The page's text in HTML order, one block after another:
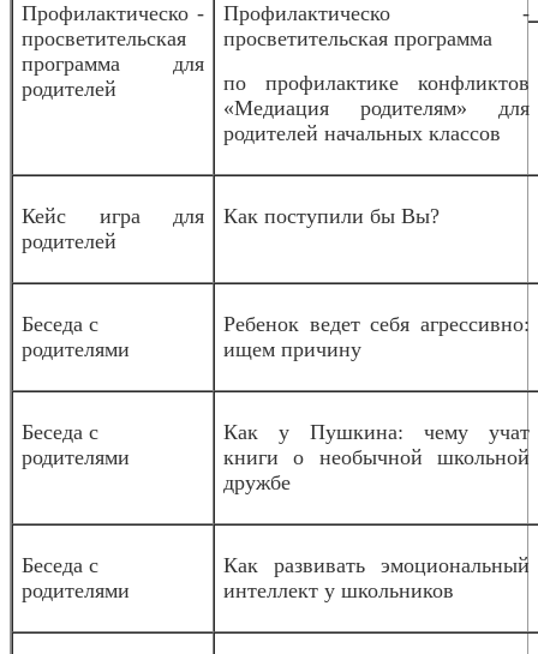
Профилактическо -
просветительская
программа для
родителей
Профилактическо -
просветительская программа
по профилактике конфликтов
«Медиация родителям» для
родителей начальных классов
Кейс игра для
родителей
Как поступили бы Вы?
Беседа с
родителями
Ребенок ведет себя агрессивно:
ищем причину
Беседа с
родителями
Как у Пушкина: чему учат
книги о необычной школьной
дружбе
Беседа с
родителями
Как развивать эмоциональный
интеллект у школьников